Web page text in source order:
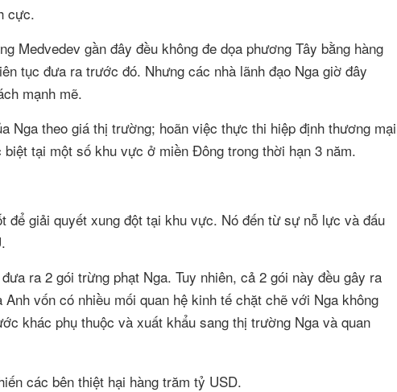
cực.
Medvedev gần đây đều không đe dọa phương Tây bằng hàng
tục đưa ra trước đó. Nhưng các nhà lãnh đạo Nga giờ đây
mạnh mẽ.
Nga theo giá thị trường; hoãn việc thực thi hiệp định thương mại
tại một số khu vực ở miền Đông trong thời hạn 3 năm.
giải quyết xung đột tại khu vực. Nó đến từ sự nỗ lực và đấu
ra 2 gói trừng phạt Nga. Tuy nhiên, cả 2 gói này đều gây ra
vốn có nhiều mối quan hệ kinh tế chặt chẽ với Nga không
khác phụ thuộc và xuất khẩu sang thị trường Nga và quan